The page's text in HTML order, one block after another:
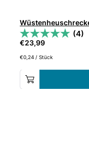
(4)
€23,99
€0,24 /Stück